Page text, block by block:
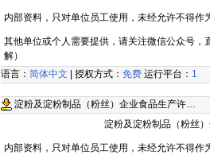
内部资料，只对单位员工使用，未经允许不得作
其他单位或个人需要提供，请关注微信公众号
解）
语言： 简体中文 | 授权方式： 免费 运行平台： 1
淀粉及淀粉制品（粉丝）企业食品生产许…
淀粉及淀粉制品（粉丝
内部资料，只对单位员工使用，未经允许不得作